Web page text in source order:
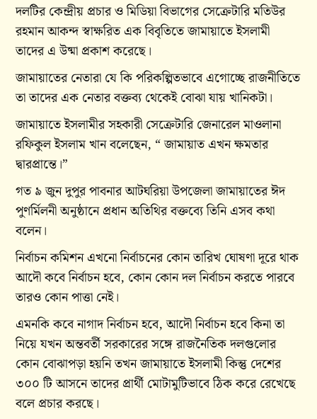
দলটির কেন্দ্রীয় প্রচার ও মিডিয়া বিভাগের সেক্রেটারি মতিউর
রহমান আকন্দ স্বাক্ষরিত এক বিবৃতিতে জামায়াতে ইসলামী
তাদের এ উষ্মা প্রকাশ করেছে।
জামায়াতের নেতারা যে কি পরিকল্পিতভাবে এগোচ্ছে রাজনীতিতে
তা তাদের এক নেতার বক্তব্য থেকেই বোঝা যায় খানিকটা।
জামায়াতে ইসলামীর সহকারী সেক্রেটারি জেনারেল মাওলানা
রফিকুল ইসলাম খান বলেছেন, “ জামায়াত এখন ক্ষমতার
দ্বারপ্রান্তে।”
গত ৯ জুন দুপুর পাবনার আটঘরিয়া উপজেলা জামায়াতের ঈদ
পুণর্মিলনী অনুষ্ঠানে প্রধান অতিথির বক্তব্যে তিনি এসব কথা
বলেন।
নির্বাচন কমিশন এখনো নির্বাচনের কোন তারিখ ঘোষণা দূরে থাক
আদৌ কবে নির্বাচন হবে, কোন কোন দল নির্বাচন করতে পারবে
তারও কোন পাত্তা নেই।
এমনকি কবে নাগাদ নির্বাচন হবে, আদৌ নির্বাচন হবে কিনা তা
নিয়ে যখন অন্তবর্তী সরকারের সঙ্গে রাজনৈতিক দলগুলোর
কোন বোঝাপড়া হয়নি তখন জামায়াতে ইসলামী কিন্তু দেশের
৩০০ টি আসনে তাদের প্রার্থী মোটামুটিভাবে ঠিক করে রেখেছে
বলে প্রচার করছে।